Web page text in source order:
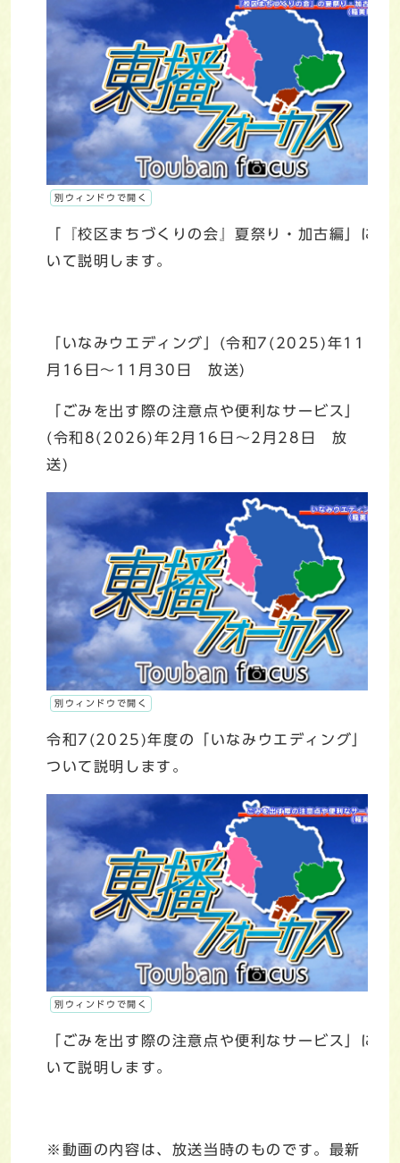
別ウィンドウで開く
「『校区まちづくりの会』夏祭り・加古編」につ
いて説明します。
「いなみウエディング」(令和7(2025)年11
月16日～11月30日 放送)
「ごみを出す際の注意点や便利なサービス」
(令和8(2026)年2月16日～2月28日 放
送)
別ウィンドウで開く
令和7(2025)年度の「いなみウエディング」に
ついて説明します。
別ウィンドウで開く
「ごみを出す際の注意点や便利なサービス」につ
いて説明します。
※動画の内容は、放送当時のものです。最新